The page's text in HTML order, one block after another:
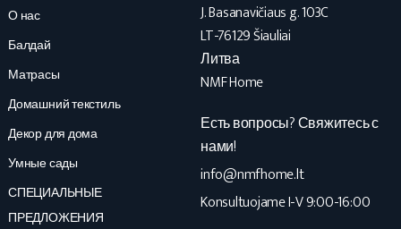
О нас
Балдай
Матрасы
Домашний текстиль
Декор для дома
Умные сады
СПЕЦИАЛЬНЫЕ
ПРЕДЛОЖЕНИЯ
J. Basanavičiaus g. 103C
LT-76129 Šiauliai
Литва
NMF Home
Есть вопросы? Свяжитесь с
нами!
info@nmfhome.lt
Konsultuojame I-V 9:00-16:00